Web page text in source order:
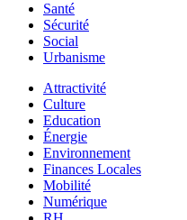
Santé
Sécurité
Social
Urbanisme
Attractivité
Culture
Education
Énergie
Environnement
Finances Locales
Mobilité
Numérique